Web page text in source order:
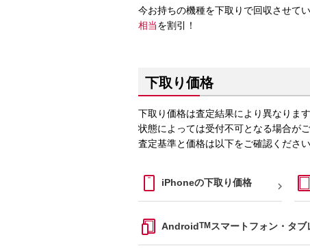
今お持ちの機種を下取りで回収させて
相当を割引！
下取り価格
下取り価格は査定結果により異なります
状態によっては受付不可となる場合がご
査定基準と価格は以下をご確認ください
iPhoneの下取り価格 
AndroidTM スマートフォン・タ